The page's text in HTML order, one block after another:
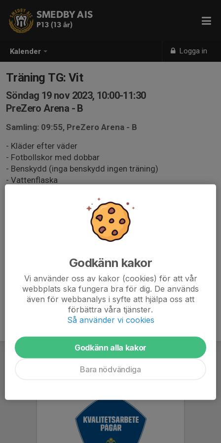
Kalender Logga in
SMEDBY AIS
P13 (13 år)
Träning TG: Vit
Söndag 19 nov 2023, 10:00-11:30
PreZero Arena - B
Samling: 09:55, PreZero Arena - B
- Kläder efter väder
- Fotbollskor med dobbar
- Benskydd (inga benskydd ingen träning)
- Vattenflaska
- Se till att spelaren är redo att 100% på träningen i alla
- Se till att spelaren ätit mellanmål innan träningen
Godkänn kakor
Vi använder oss av kakor (cookies) för att vår
webbplats ska fungera bra för dig. De används
även för webbanalys i syfte att hjälpa oss att
förbättra våra tjänster.
Så använder vi cookies
Godkänn alla kakor
Bara nödvändiga